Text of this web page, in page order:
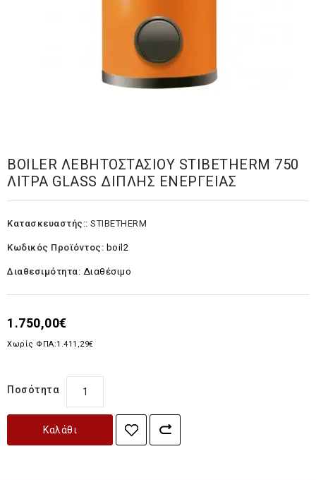
BOILER ΛΕΒΗΤΟΣΤΑΣΙΟΥ STIBETHERM 750
ΛΙΤΡΑ GLASS ΔΙΠΛΗΣ ΕΝΕΡΓΕΙΑΣ
Κατασκευαστής:: STIBETHERM
Κωδικός Προϊόντος: boil2
Διαθεσιμότητα: Διαθέσιμο
1.750,00€
Χωρίς ΦΠΑ:1.411,29€
Ποσότητα
Καλάθι